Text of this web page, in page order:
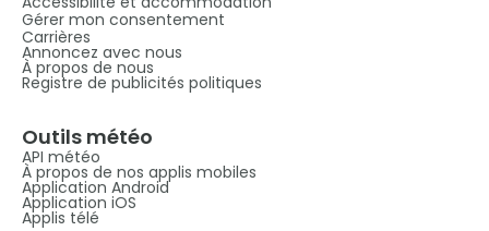
Gérer mon consentement
Carrières
Annoncez avec nous
À propos de nous
Registre de publicités politiques
Outils météo
API météo
À propos de nos applis mobiles
Application Android
Application iOS
Applis télé